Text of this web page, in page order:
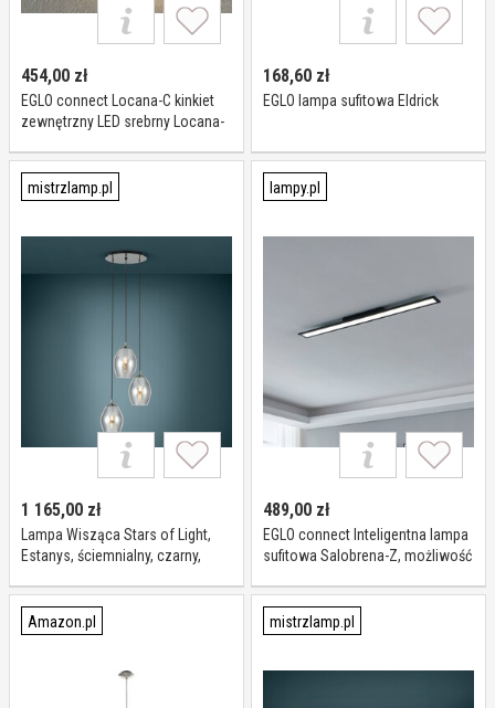
454,00 zł
EGLO connect Locana-C kinkiet
zewnętrzny LED srebrny Locana-
aluminiowy / szary / cynkowy,
metal, nowoczesny
168,60 zł
EGLO lampa sufitowa Eldrick
mistrzlamp.pl
1 165,00 zł
Lampa Wisząca Stars of Light,
Estanys, ściemnialny, czarny,
lampy.pl
489,00 zł
EGLO connect Inteligentna lampa
sufitowa Salobrena-Z, możliwość
jadalnia, aluminium, nowoczesny
Amazon.pl
mistrzlamp.pl